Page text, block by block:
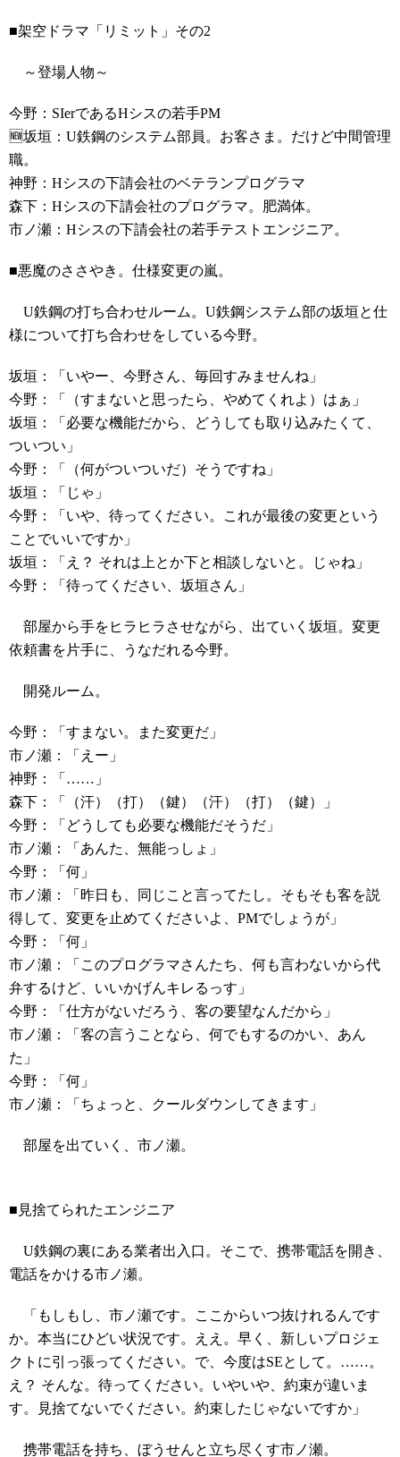
■架空ドラマ「リミット」その2
～登場人物～
今野：SIerであるHシスの若手PM
🆕坂垣：U鉄鋼のシステム部員。お客さま。だけど中間管理
職。
神野：Hシスの下請会社のベテランプログラマ
森下：Hシスの下請会社のプログラマ。肥満体。
市ノ瀬：Hシスの下請会社の若手テストエンジニア。
■悪魔のささやき。仕様変更の嵐。
U鉄鋼の打ち合わせルーム。U鉄鋼システム部の坂垣と仕
様について打ち合わせをしている今野。
坂垣：「いやー、今野さん、毎回すみませんね」
今野：「（すまないと思ったら、やめてくれよ）はぁ」
坂垣：「必要な機能だから、どうしても取り込みたくて、
ついつい」
今野：「（何がついついだ）そうですね」
坂垣：「じゃ」
今野：「いや、待ってください。これが最後の変更という
ことでいいですか」
坂垣：「え？ それは上とか下と相談しないと。じゃね」
今野：「待ってください、坂垣さん」
部屋から手をヒラヒラさせながら、出ていく坂垣。変更
依頼書を片手に、うなだれる今野。
開発ルーム。
今野：「すまない。また変更だ」
市ノ瀬：「えー」
神野：「……」
森下：「（汗）（打）（鍵）（汗）（打）（鍵）」
今野：「どうしても必要な機能だそうだ」
市ノ瀬：「あんた、無能っしょ」
今野：「何」
市ノ瀬：「昨日も、同じこと言ってたし。そもそも客を説
得して、変更を止めてくださいよ、PMでしょうが」
今野：「何」
市ノ瀬：「このプログラマさんたち、何も言わないから代
弁するけど、いいかげんキレるっす」
今野：「仕方がないだろう、客の要望なんだから」
市ノ瀬：「客の言うことなら、何でもするのかい、あん
た」
今野：「何」
市ノ瀬：「ちょっと、クールダウンしてきます」
部屋を出ていく、市ノ瀬。
■見捨てられたエンジニア
U鉄鋼の裏にある業者出入口。そこで、携帯電話を開き、
電話をかける市ノ瀬。
「もしもし、市ノ瀬です。ここからいつ抜けれるんです
か。本当にひどい状況です。ええ。早く、新しいプロジェ
クトに引っ張ってください。で、今度はSEとして。……。
え？ そんな。待ってください。いやいや、約束が違いま
す。見捨てないでください。約束したじゃないですか」
携帯電話を持ち、ぼうせんと立ち尽くす市ノ瀬。